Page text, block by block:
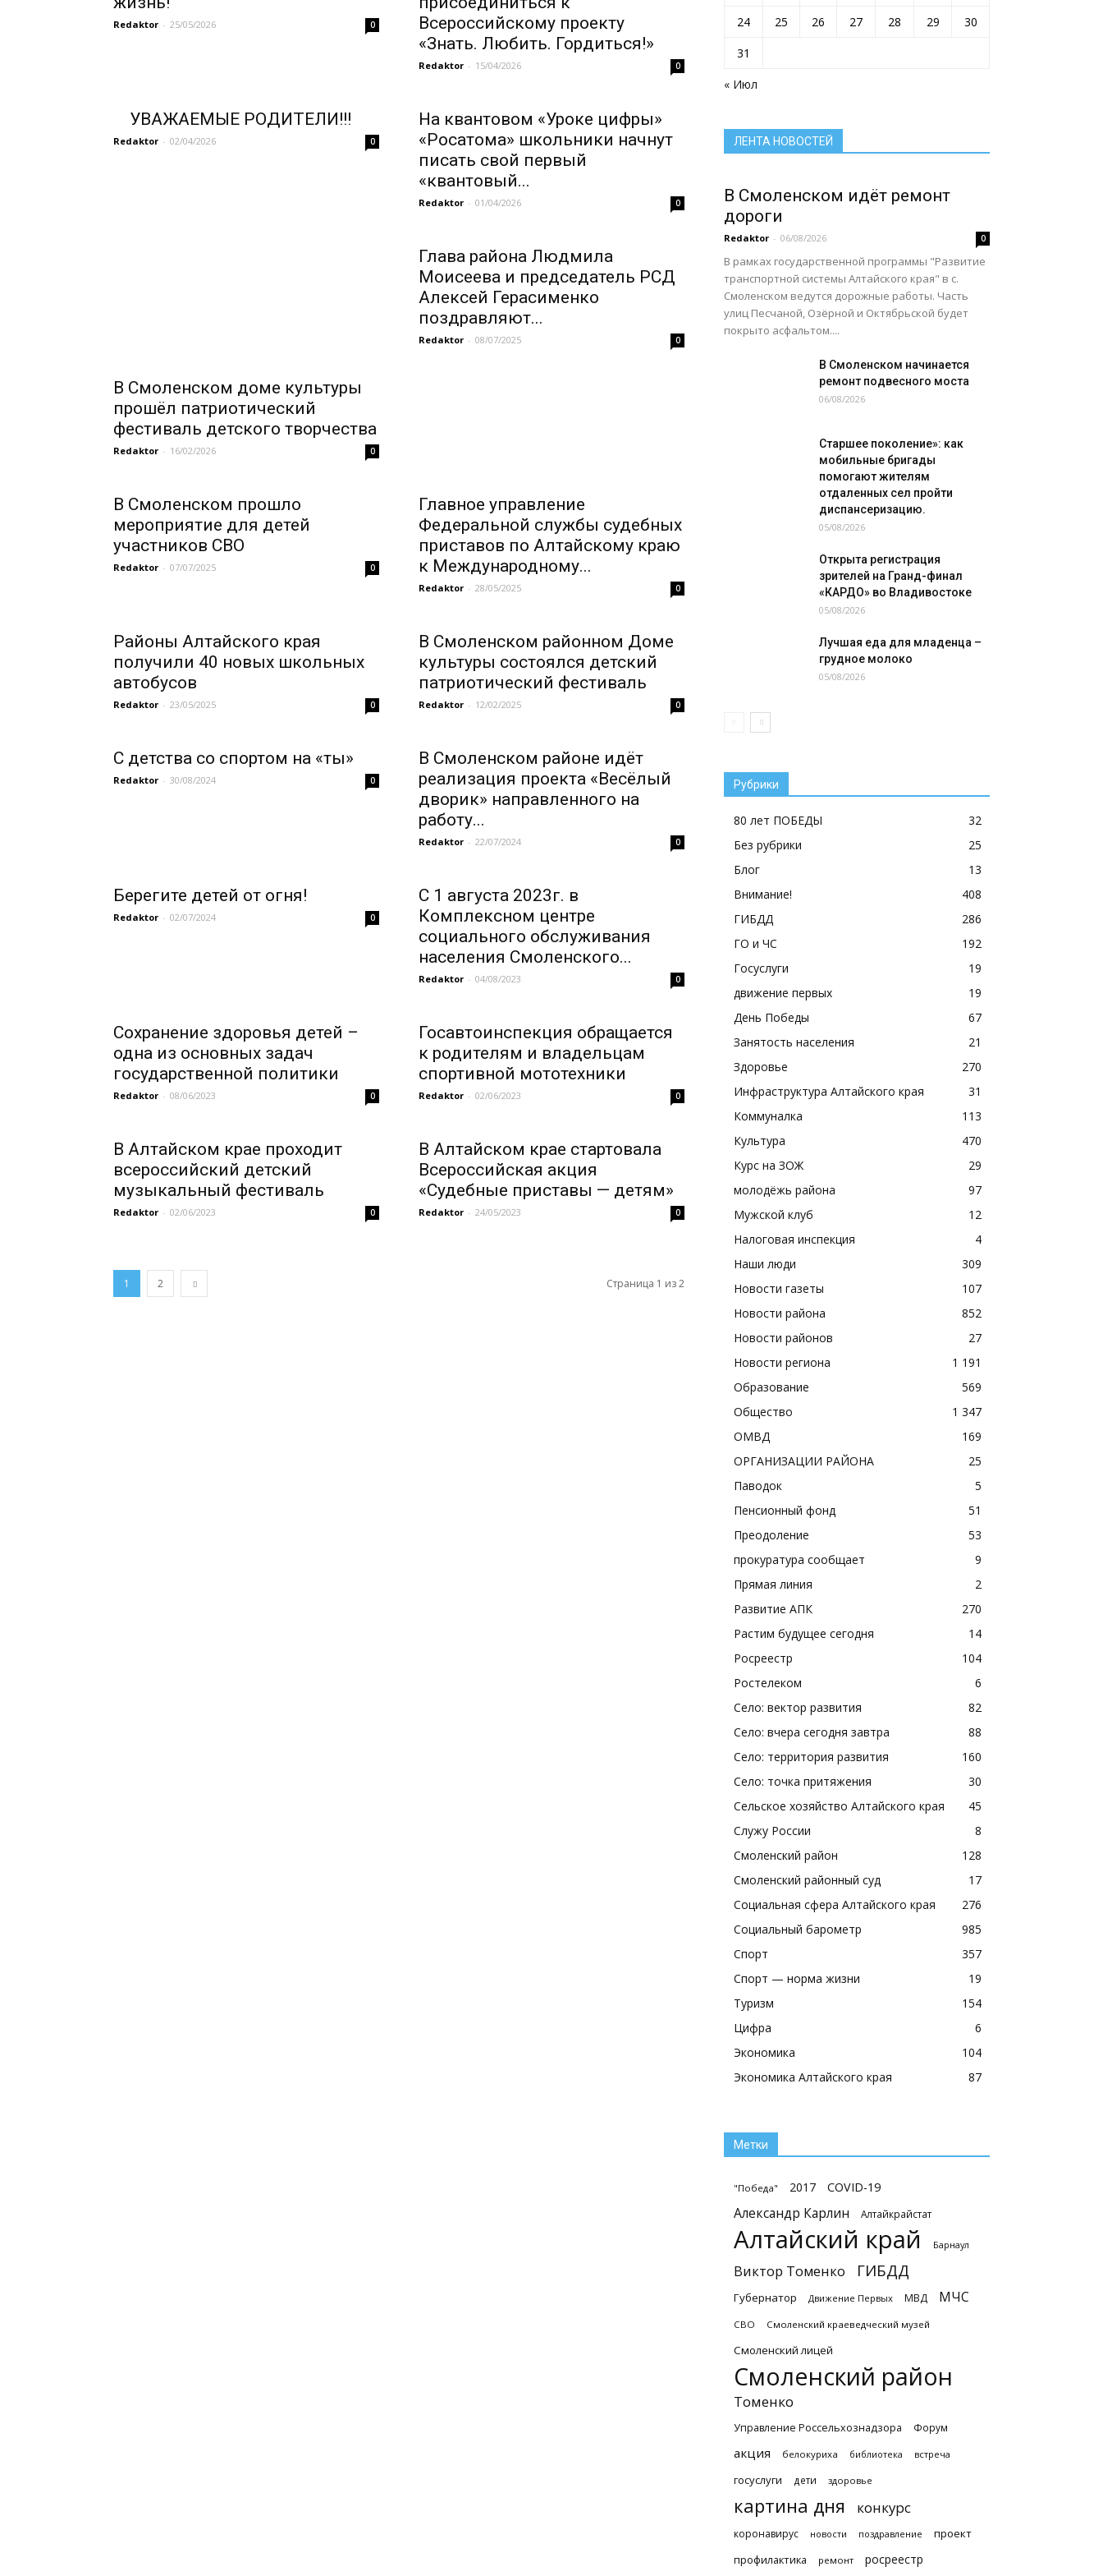
Redaktor - 25/05/2026 0
Всероссийскому проекту
«Знать. Любить. Гордиться!»
Redaktor - 15/04/2026 0
УВАЖАЕМЫЕ РОДИТЕЛИ!!!
Redaktor - 02/04/2026 0
На квантовом «Уроке цифры»
«Росатома» школьники начнут
писать свой первый
«квантовый...
Redaktor - 01/04/2026 0
В Смоленском доме культуры
прошёл патриотический
фестиваль детского творчества
Redaktor - 16/02/2026 0
Глава района Людмила
Моисеева и председатель РСД
Алексей Герасименко
поздравляют...
Redaktor - 08/07/2025 0
В Смоленском прошло
мероприятие для детей
участников СВО
Redaktor - 07/07/2025 0
Главное управление
Федеральной службы судебных
приставов по Алтайскому краю
к Международному...
Redaktor - 28/05/2025 0
Районы Алтайского края
получили 40 новых школьных
автобусов
Redaktor - 23/05/2025 0
В Смоленском районном Доме
культуры состоялся детский
патриотический фестиваль
Redaktor - 12/02/2025 0
С детства со спортом на «ты»
Redaktor - 30/08/2024 0
В Смоленском районе идёт
реализация проекта «Весёлый
дворик» направленного на
работу...
Redaktor - 22/07/2024 0
Берегите детей от огня!
Redaktor - 02/07/2024 0
С 1 августа 2023г. в
Комплексном центре
социального обслуживания
населения Смоленского...
Redaktor - 04/08/2023 0
Сохранение здоровья детей –
одна из основных задач
государственной политики
Redaktor - 08/06/2023 0
Госавтоинспекция обращается
к родителям и владельцам
спортивной мототехники
Redaktor - 02/06/2023 0
В Алтайском крае проходит
всероссийский детский
музыкальный фестиваль
Redaktor - 02/06/2023 0
В Алтайском крае стартовала
Всероссийская акция
«Судебные приставы — детям»
Redaktor - 24/05/2023 0
1 2 Страница 1 из 2
« Июл
24
25 26 27 28 29
30
31
ЛЕНТА НОВОСТЕЙ
Село: территория развития
В Смоленском идёт ремонт
дороги
Redaktor - 06/08/2026 0
В рамках государственной программы "Развитие
транспортной системы Алтайского края" в с.
Смоленском ведутся дорожные работы. Часть
улиц Песчаной, Озёрной и Октябрьской будет
покрыто асфальтом....
В Смоленском начинается
ремонт подвесного моста
06/08/2026
Старшее поколение»: как
мобильные бригады
помогают жителям
отдаленных сел пройти
диспансеризацию.
05/08/2026
Открыта регистрация
зрителей на Гранд-финал
«КАРДО» во Владивостоке
05/08/2026
Лучшая еда для младенца –
грудное молоко
05/08/2026
Рубрики
80 лет ПОБЕДЫ
32
Без рубрики
25
Блог
13
Внимание!
408
ГИБДД
286
ГО и ЧС
192
Госуслуги
19
движение первых
19
День Победы
67
Занятость населения
21
Здоровье
270
Инфраструктура Алтайского края
31
Коммуналка
113
Культура
470
Курс на ЗОЖ
29
молодёжь района
97
Мужской клуб
12
Налоговая инспекция
4
Наши люди
309
Новости газеты
107
Новости района
852
Новости районов
27
Новости региона
1 191
Образование
569
Общество
1 347
ОМВД
169
ОРГАНИЗАЦИИ РАЙОНА
25
Паводок
5
Пенсионный фонд
51
Преодоление
53
прокуратура сообщает
9
Прямая линия
2
Развитие АПК
270
Растим будущее сегодня
14
Росреестр
104
Ростелеком
6
Село: вектор развития
82
Село: вчера сегодня завтра
88
Село: территория развития
160
Село: точка притяжения
30
Сельское хозяйство Алтайского края
45
Служу России
8
Смоленский район
128
Смоленский районный суд
17
Социальная сфера Алтайского края
276
Социальный барометр
985
Спорт
357
Спорт — норма жизни
19
Туризм
154
Цифра
6
Экономика
104
Экономика Алтайского края
87
Метки
"Победа" 2017 COVID-19
Александр Карлин Алтайкрайстат
Алтайский край Барнаул
Виктор Томенко ГИБДД
Губернатор Движение Первых МВД МЧС
СВО Смоленский краеведческий музей
Смоленский лицей
Смоленский район
Томенко
Управление Россельхознадзора Форум
акция белокуриха библиотека встреча
госуслуги дети здоровье
картина дня конкурс
коронавирус новости поздравление
проект
профилактика
ремонт росреестр